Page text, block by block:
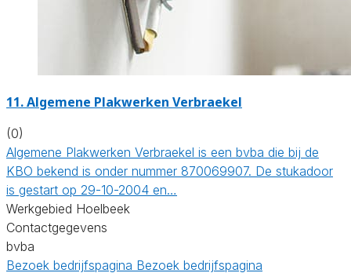
11. Algemene Plakwerken Verbraekel
(0)
Algemene Plakwerken Verbraekel is een bvba die bij de
KBO bekend is onder nummer 870069907. De stukadoor
is gestart op 29-10-2004 en…
Werkgebied Hoelbeek
Contactgegevens
bvba
Bezoek bedrijfspagina Bezoek bedrijfspagina